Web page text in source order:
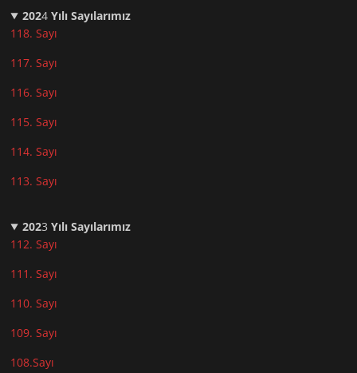
2024Yılı Sayılarımız
118. Sayı
117. Sayı
116. Sayı
115. Sayı
114. Sayı
113. Sayı
2023Yılı Sayılarımız
112. Sayı
111. Sayı
110. Sayı
109. Sayı
108.Sayı